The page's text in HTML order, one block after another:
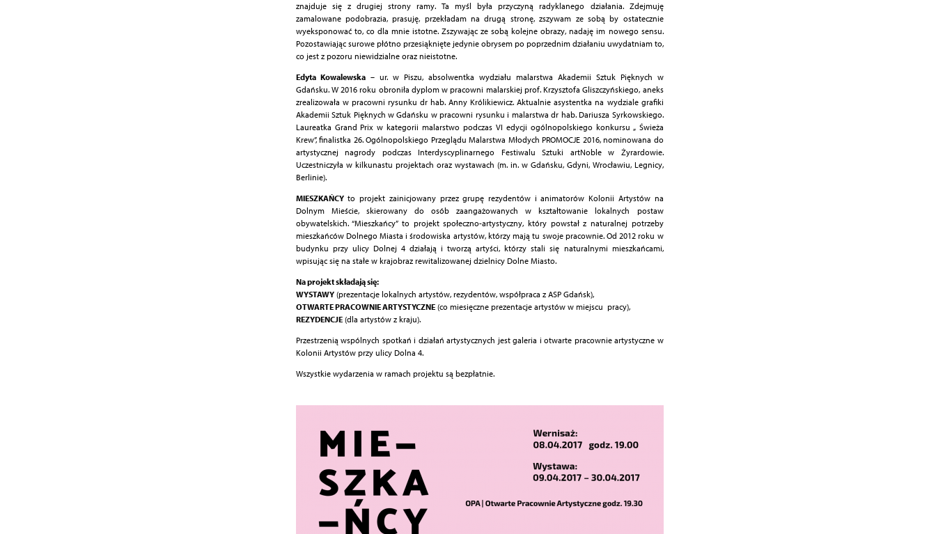
znajduje się z drugiej strony ramy. Ta myśl była przyczyną radyklanego działania. Zdejmuję
zamalowane podobrazia, prasuję, przekładam na drugą stronę, zszywam ze sobą by ostatecznie
wyeksponować to, co dla mnie istotne. Zszywając ze sobą kolejne obrazy, nadaję im nowego sensu.
Pozostawiając surowe płótno przesiąknięte jedynie obrysem po poprzednim działaniu uwydatniam to,
co jest z pozoru niewidzialne oraz nieistotne.
Edyta Kowalewska– ur. w Piszu, absolwentka wydziału malarstwa Akademii Sztuk Pięknych w
Gdańsku. W 2016 roku obroniła dyplom w pracowni malarskiej prof. Krzysztofa Gliszczyńskiego, aneks
zrealizowała w pracowni rysunku dr hab. Anny Królikiewicz. Aktualnie asystentka na wydziale grafiki
Akademii Sztuk Pięknych w Gdańsku w pracowni rysunku i malarstwa dr hab. Dariusza Syrkowskiego.
Laureatka Grand Prix w kategorii malarstwo podczas VI edycji ogólnopolskiego konkursu „ Świeża
Krew”, finalistka 26. Ogólnopolskiego Przeglądu Malarstwa Młodych PROMOCJE 2016, nominowana do
artystycznej nagrody podczas Interdyscyplinarnego Festiwalu Sztuki artNoble w Żyrardowie.
Uczestniczyła w kilkunastu projektach oraz wystawach (m. in. w Gdańsku, Gdyni, Wrocławiu, Legnicy,
Berlinie).
MIESZKAŃCYto projekt zainicjowany przez grupę rezydentów i animatorów Kolonii Artystów na
Dolnym Mieście, skierowany do osób zaangażowanych w kształtowanie lokalnych postaw
obywatelskich. “Mieszkańcy” to projekt społeczno-artystyczny, który powstał z naturalnej potrzeby
mieszkańców Dolnego Miasta i środowiska artystów, którzy mają tu swoje pracownie. Od 2012 roku w
budynku przy ulicy Dolnej 4 działają i tworzą artyści, którzy stali się naturalnymi mieszkańcami,
wpisując się na stałe w krajobraz rewitalizowanej dzielnicy Dolne Miasto.
Na projekt składają się:
WYSTAWY(prezentacje lokalnych artystów, rezydentów, współpraca z ASP Gdańsk),
OTWARTE PRACOWNIE ARTYSTYCZNE(co miesięczne prezentacje artystów w miejscu pracy),
REZYDENCJE(dla artystów z kraju).
Przestrzenią wspólnych spotkań i działań artystycznych jest galeria i otwarte pracownie artystyczne w
Kolonii Artystów przy ulicy Dolna 4.
Wszystkie wydarzenia w ramach projektu są bezpłatnie.